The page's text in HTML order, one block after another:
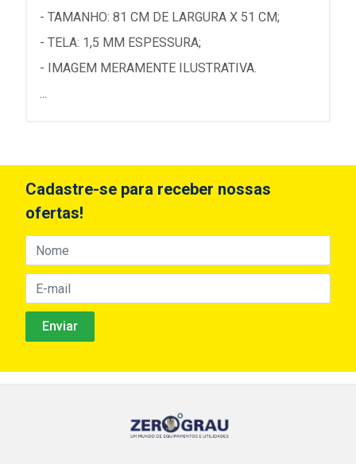
- TAMANHO: 81 CM DE LARGURA X 51 CM;
- TELA: 1,5 MM ESPESSURA;
- IMAGEM MERAMENTE ILUSTRATIVA.
...
Cadastre-se para receber nossas
ofertas!